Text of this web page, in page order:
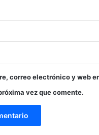
correo electrónico y web
vez que comente.